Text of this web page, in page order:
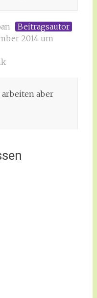
Beitragsautor
2014 um
aber